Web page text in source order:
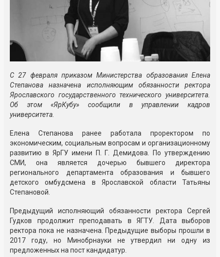
С 27 февраля приказом Министерства образования Елена
Степанова назначена исполняющим обязанности ректора
Ярославского государственного технического университета.
Об этом «ЯрКубу» сообщили в управлении кадров
университета.
Елена Степанова ранее работала проректором по
экономическим, социальным вопросам и организационному
развитию в ЯрГУ имени
П. Г. Демидова . По утверждению
СМИ, она является дочерью бывшего директора
регионального департамента образования и бывшего
детского омбудсмена в Ярославской области Татьяны
Степановой.
Предыдущий исполняющий обязанности ректора Сергей
Гудков продолжит преподавать в ЯГТУ. Дата выборов
ректора пока не назначена. Предыдущие выборы прошли в
2017 году, но Минобрнауки не утвердил ни одну из
предложенных на пост кандидатур.